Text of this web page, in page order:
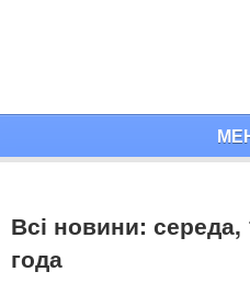
Всі новини:
года